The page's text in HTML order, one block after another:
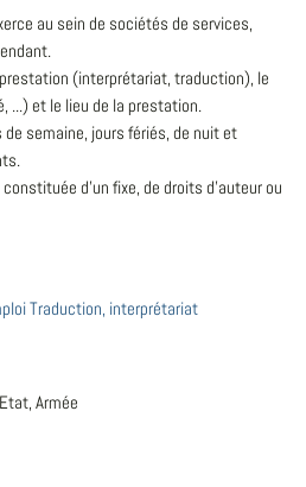
au sein de sociétés de services,
(interprétariat, traduction), le
...) et le lieu de la prestation.
semaine, jours fériés, de nuit et
d'un fixe, de droits d'auteur ou
Traduction, interprétariat
Armée